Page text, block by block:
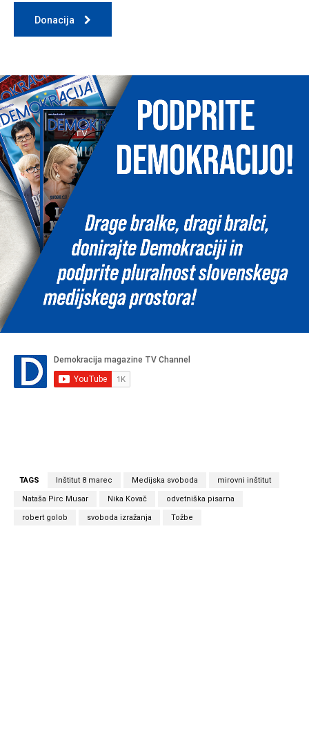
Donacija
TAGS Inštitut 8 marec Medijska svoboda mirovni inštitut
Nataša Pirc Musar Nika Kovač odvetniška pisarna
robert golob svoboda izražanja Tožbe